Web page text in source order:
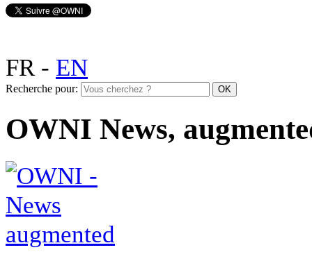
FR- EN
Recherche pour:
OWNI News,